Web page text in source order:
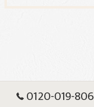
0120-019-806